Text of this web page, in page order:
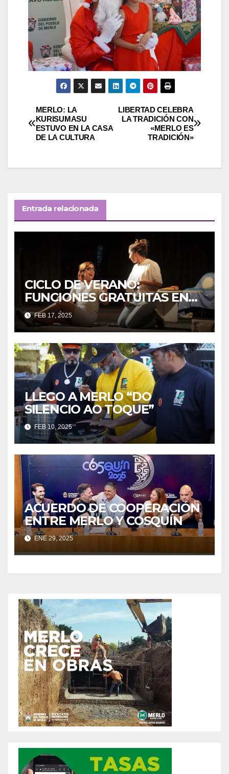
Navegación
de
LIBERTAD CELEBRA
LA TRADICIÓN CON
«MERLO ES
TRADICIÓN»
MERLO: LA
KURISUMASU
ESTUVO EN LA CASA
DE LA CULTURA
Entrada relacionada
CICLO DE VERANO:
FUNCIONES GRATUITAS EN
FEBRERO Y MARZO
FEB 17, 2025
LLEGO A MERLO “DO
SILENCIO AO TOQUE”
FEB 10, 2025
ACUERDO DE COOPERACIÓN
ENTRE MERLO Y COSQUÍN
ENE 29, 2025